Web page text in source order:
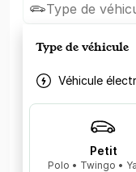
Type de
Type de véhicule
Véhicule
Petit
Polo • Twingo •